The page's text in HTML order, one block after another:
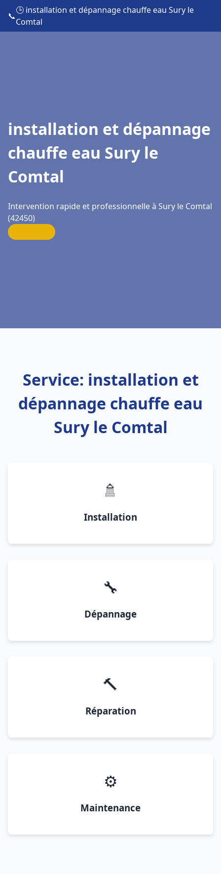
📞
🕒 installation et dépannage chauffe eau Sury le
Comtal
installation et dépannage
chauffe eau Sury le
Comtal
Intervention rapide et professionnelle à Sury le Comtal
(42450)
Service: installation et
dépannage chauffe eau
Sury le Comtal
🚿
Installation
🔧
Dépannage
🔨
Réparation
⚙️
Maintenance